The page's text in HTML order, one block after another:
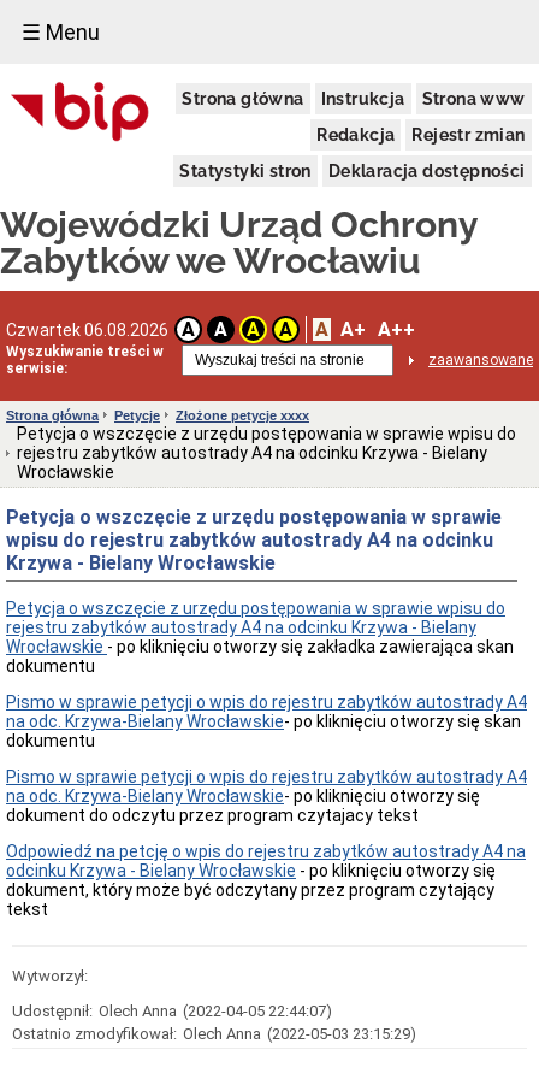
☰ Menu
Strona główna Instrukcja
Strona www
Redakcja
Rejestr zmian
Statystyki stron
Deklaracja dostępności
Wojewódzki Urząd Ochrony
Zabytków we Wrocławiu
Czwartek 06.08.2026 A A A A A A+ A++
Wyszukiwanie treści w
serwisie:
zaawansowane
Dostępność
Deklaracja
dostępności
realizowanym
projekcie
dofinansowanym
Europejskich
Delegatury
adresowe
Podstawy
prawne
działalności
i
kompetencje
Przedmiot
działania
i
kompetencje
Sprawozdawczość
finansowa
Statystyki
Wojewódzka
Rada
Ochrony
Zabytków
Poradnik
Jak
załatwić
sprawę
Opłaty
Szukam
legalnie
Strona główna Petycje Złożone petycje xxxx
Petycja o wszczęcie z urzędu postępowania w sprawie wpisu do
rejestru zabytków autostrady A4 na odcinku Krzywa - Bielany
Wrocławskie
Petycja o wszczęcie z urzędu postępowania w sprawie
wpisu do rejestru zabytków autostrady A4 na odcinku
Krzywa - Bielany Wrocławskie
Petycja o wszczęcie z urzędu postępowania w sprawie wpisu do
rejestru zabytków autostrady A4 na odcinku Krzywa - Bielany
Wrocławskie - po kliknięciu otworzy się zakładka zawierająca skan
dokumentu
Pismo w sprawie petycji o wpis do rejestru zabytków autostrady A4
na odc. Krzywa-Bielany Wrocławskie- po kliknięciu otworzy się skan
dokumentu
Pismo w sprawie petycji o wpis do rejestru zabytków autostrady A4
na odc. Krzywa-Bielany Wrocławskie- po kliknięciu otworzy się
dokument do odczytu przez program czytajacy tekst
Odpowiedź na petcję o wpis do rejestru zabytków autostrady A4 na
odcinku Krzywa - Bielany Wrocławskie - po kliknięciu otworzy się
dokument, który może być odczytany przez program czytający
tekst
Wytworzył:
Udostępnił: Olech Anna (2022-04-05 22:44:07)
Ostatnio zmodyfikował: Olech Anna (2022-05-03 23:15:29)